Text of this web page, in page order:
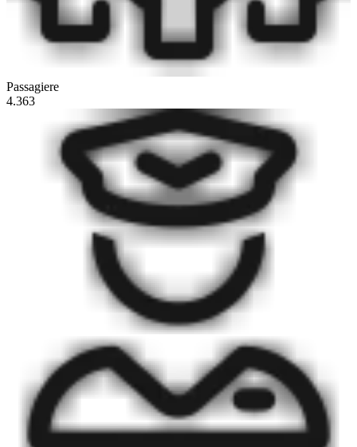
Passagiere
4.363